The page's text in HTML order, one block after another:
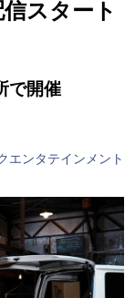
スタート
で開催
エンタテインメント